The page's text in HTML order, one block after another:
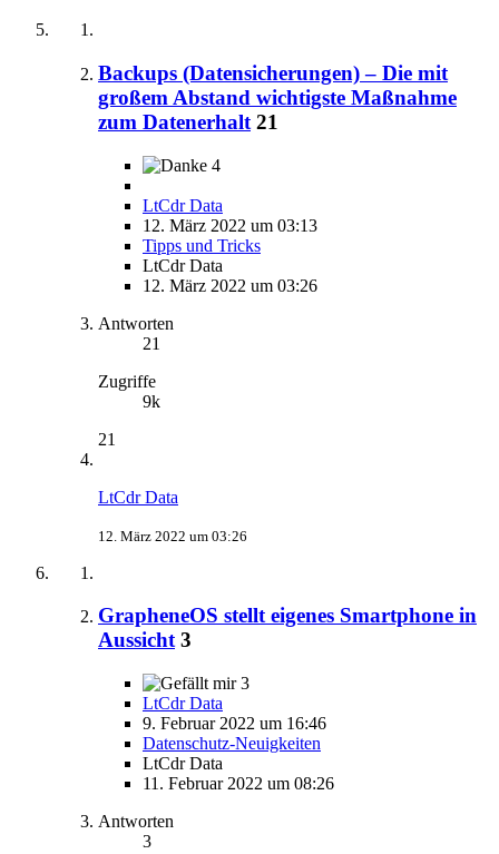
Backups (Datensicherungen) – Die mit
großem Abstand wichtigste Maßnahme
zum Datenerhalt 21
4
LtCdr Data
12. März 2022 um 03:13
Tipps und Tricks
LtCdr Data
12. März 2022 um 03:26
Antworten
21
Zugriffe
9k
21
LtCdr Data
12. März 2022 um 03:26
GrapheneOS stellt eigenes Smartphone in
Aussicht 3
3
LtCdr Data
9. Februar 2022 um 16:46
Datenschutz-Neuigkeiten
LtCdr Data
11. Februar 2022 um 08:26
Antworten
3